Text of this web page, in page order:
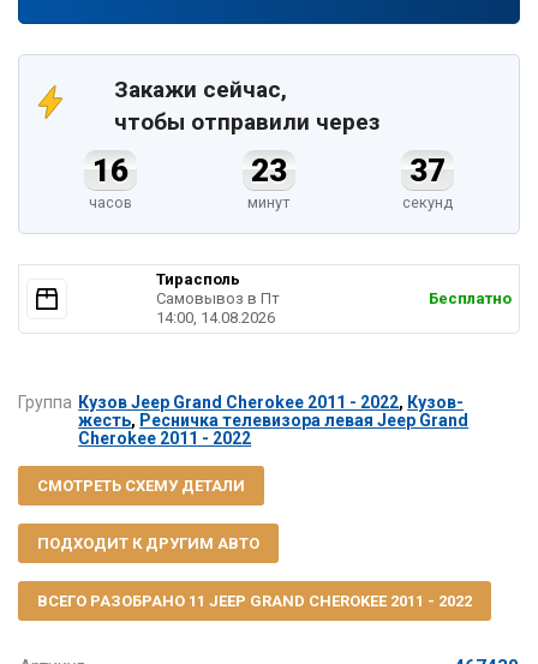
Закажи сейчас,
чтобы отправили через
16
часов
23
минут
37
секунд
Тирасполь
Самовывоз в Пт
14:00, 14.08.2026
Бесплатно
Группа Кузов Jeep Grand Cherokee 2011 - 2022, Кузов-
жесть, Ресничка телевизора левая Jeep Grand
Cherokee 2011 - 2022
СМОТРЕТЬ СХЕМУ ДЕТАЛИ
ПОДХОДИТ К ДРУГИМ АВТО
ВСЕГО РАЗОБРАНО 11 JEEP GRAND CHEROKEE 2011 - 2022